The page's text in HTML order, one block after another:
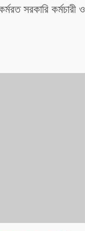
সরকারি কর্মচারী ও